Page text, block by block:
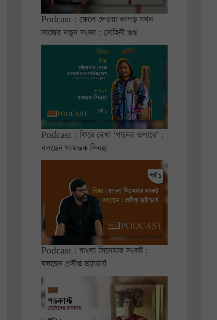
Podcast : ফেলে দেওয়া কাপড় যখন
সাজের নতুন সংজ্ঞা : সোহিনী গুপ্ত
Podcast : ফিরে দেখা ‘গানের ওপারে’ :
বলছেন স্যমন্তক সিনহা
Podcast : বাংলা সিনেমার সংকট :
বলছেন প্রদীপ্ত ভট্টাচার্য